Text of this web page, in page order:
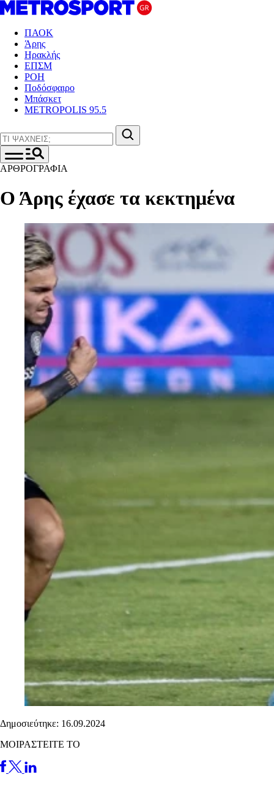
ΠΑΟΚ
Άρης
Ηρακλής
ΕΠΣΜ
ΡΟΗ
Ποδόσφαιρο
Μπάσκετ
METROPOLIS 95.5
ΑΡΘΡΟΓΡΑΦΙΑ
Ο Άρης έχασε τα κεκτημένα
Δημοσιεύτηκε: 16.09.2024
ΜΟΙΡΑΣΤΕΙΤΕ ΤΟ